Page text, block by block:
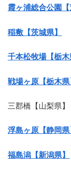
霞ヶ浦総合公園【
稲敷【茨城県】
千本松牧場【栃木
戦場ヶ原【栃木県
三郡橋【山梨県】
浮島ヶ原【静岡県
福島潟【新潟県】